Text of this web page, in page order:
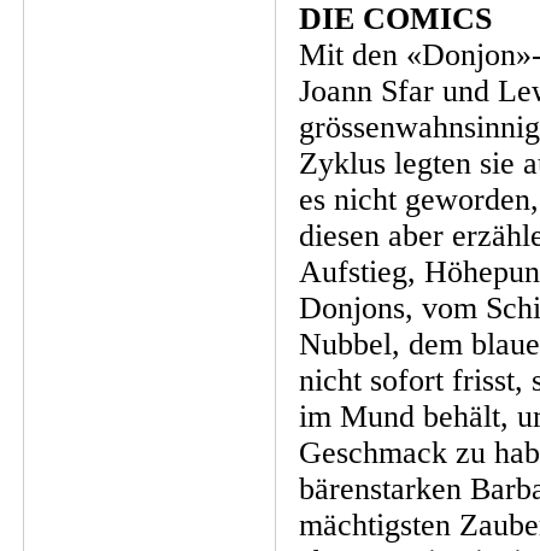
DIE COMICS
Mit den
Joann Sfar und
Zyklus legten sie
es nicht
diesen aber
Aufstieg,
Donjons, vom
Nubbel, dem
nicht sofort frisst,
im Mund behält,
Geschmack zu
bärenstarken
mächtigsten